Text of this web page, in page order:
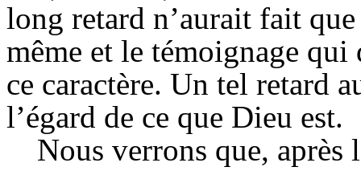
long retard n’aurait fait
même et le témoignage qui
ce caractère. Un tel retard
l’égard de ce que Dieu est.
Nous verrons que, après